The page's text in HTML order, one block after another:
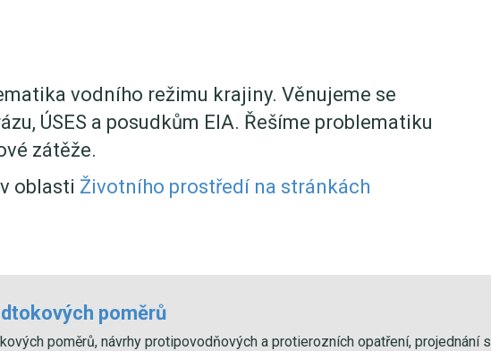
vodního režimu krajiny. Věnujeme se
ÚSES a posudkům EIA. Řešíme problematiku
zátěže.
oblasti Životního prostředí na stránkách
poměrů
poměrů, návrhy protipovodňových a protierozních opatření, projednání s